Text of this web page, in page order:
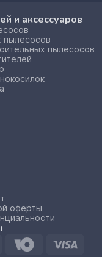
и аксессуаров
пылесосов
пылесосов
оферты